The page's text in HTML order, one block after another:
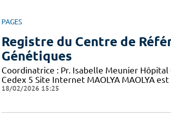
PAGES
Registre du Centre de
Génétiques
Coordinatrice : Pr. Isabelle Meunier
Cedex 5 Site Internet MAOLYA MAOLYA
18/02/2026 15:25